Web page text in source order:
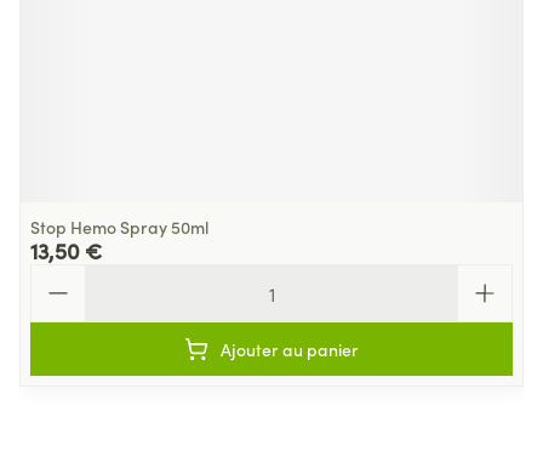
Stop Hemo Spray 50ml
13,50 €
Ajouter au panier